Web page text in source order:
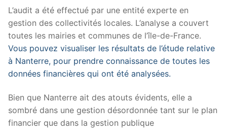
L’audit a été effectué par une entité experte en
gestion des collectivités locales. L’analyse a couvert
toutes les mairies et communes de l’île-de-France.
Vous pouvez visualiser les résultats de l’étude relative
à Nanterre, pour prendre connaissance de toutes les
données financières qui ont été analysées.
Bien que Nanterre ait des atouts évidents, elle a
sombré dans une gestion désordonnée tant sur le plan
financier que dans la gestion publique